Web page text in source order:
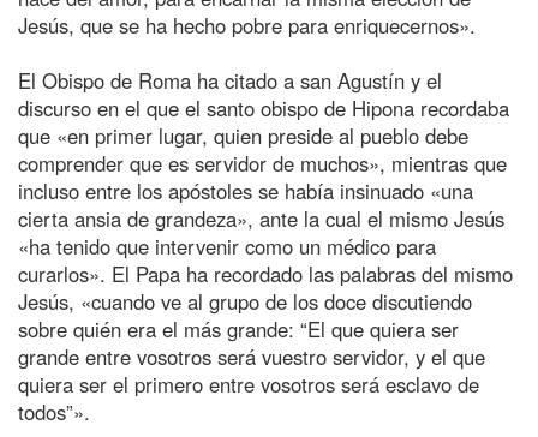
Jesús, que se ha hecho pobre para enriquecernos».
El Obispo de Roma ha citado a san Agustín y el
discurso en el que el santo obispo de Hipona recordaba
que «en primer lugar, quien preside al pueblo debe
comprender que es servidor de muchos», mientras que
incluso entre los apóstoles se había insinuado «una
cierta ansia de grandeza», ante la cual el mismo Jesús
«ha tenido que intervenir como un médico para
curarlos». El Papa ha recordado las palabras del mismo
Jesús, «cuando ve al grupo de los doce discutiendo
sobre quién era el más grande: “El que quiera ser
grande entre vosotros será vuestro servidor, y el que
quiera ser el primero entre vosotros será esclavo de
todos”».